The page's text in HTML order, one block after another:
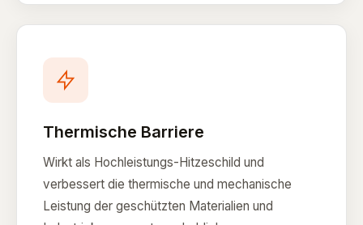
Thermische Barriere
Wirkt als Hochleistungs-Hitzeschild und
verbessert die thermische und mechanische
Leistung der geschützten Materialien und